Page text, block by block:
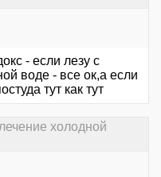
- если лезу с
воде - все ок,а если
тут как тут
холодной